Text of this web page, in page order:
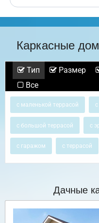
Каркасные
Тип Размер
Все
с маленькой террасой
с большой террасой с
с гаражом с террасой
Дачные